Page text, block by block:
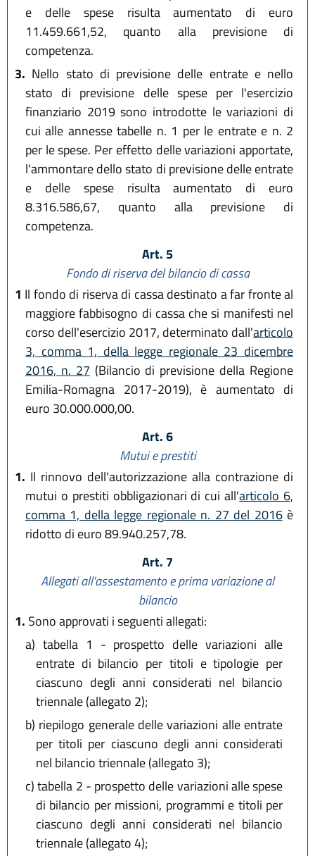
e delle spese risulta aumentato di euro
11.459.661,52, quanto alla previsione di
competenza.
3. Nello stato di previsione delle entrate e nello
stato di previsione delle spese per l'esercizio
finanziario 2019 sono introdotte le variazioni di
cui alle annesse tabelle n. 1 per le entrate e n. 2
per le spese. Per effetto delle variazioni apportate,
l'ammontare dello stato di previsione delle entrate
e delle spese risulta aumentato di euro
8.316.586,67, quanto alla previsione di
competenza.
Art. 5
Fondo di riserva del bilancio di cassa
1 Il fondo di riserva di cassa destinato a far fronte al
maggiore fabbisogno di cassa che si manifesti nel
corso dell'esercizio 2017, determinato dall'articolo
3, comma 1, della legge regionale 23 dicembre
2016, n. 27 (Bilancio di previsione della Regione
Emilia-Romagna 2017-2019), è aumentato di
euro 30.000.000,00.
Art. 6
Mutui e prestiti
1. Il rinnovo dell'autorizzazione alla contrazione di
mutui o prestiti obbligazionari di cui all'articolo 6,
comma 1, della legge regionale n. 27 del 2016è
ridotto di euro 89.940.257,78.
Art. 7
Allegati all'assestamento e prima variazione al
bilancio
1. Sono approvati i seguenti allegati:
a) tabella 1 - prospetto delle variazioni alle
entrate di bilancio per titoli e tipologie per
ciascuno degli anni considerati nel bilancio
triennale (allegato 2);
b) riepilogo generale delle variazioni alle entrate
per titoli per ciascuno degli anni considerati
nel bilancio triennale (allegato 3);
c)tabella 2 - prospetto delle variazioni alle spese
di bilancio per missioni, programmi e titoli per
ciascuno degli anni considerati nel bilancio
triennale (allegato 4);